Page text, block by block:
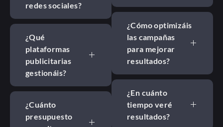
redes sociales?
¿Qué
plataformas
publicitarias
gestionáis?
¿Cuánto
presupuesto
¿Cómo optimizáis
las campañas
para mejorar
resultados?
¿En cuánto
tiempo veré
resultados?